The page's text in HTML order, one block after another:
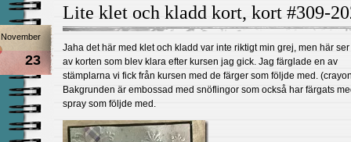
Lite klet och kladd kort, kort #309-
November
23
Jaha det här med klet och kladd var inte riktigt min grej, men här
av korten som blev klara efter kursen jag gick. Jag färglade en av
stämplarna vi fick från kursen med de färger som följde med.
Bakgrunden är embossad med snöflingor som också har färgats
spray som följde med.